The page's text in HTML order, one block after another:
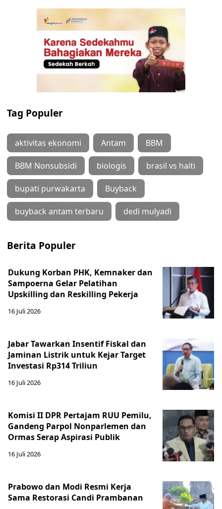
Tag Populer
aktivitas ekonomi Antam BBM
BBM Nonsubsidi biologis brasil vs haiti
bupati purwakarta Buyback
buyback antam terbaru dedi mulyadi
Berita Populer
Dukung Korban PHK, Kemnaker dan
Sampoerna Gelar Pelatihan
Upskilling dan Reskilling Pekerja
16 Juli 2026
Jabar Tawarkan Insentif Fiskal dan
Jaminan Listrik untuk Kejar Target
Investasi Rp314 Triliun
16 Juli 2026
Komisi II DPR Pertajam RUU Pemilu,
Gandeng Parpol Nonparlemen dan
Ormas Serap Aspirasi Publik
16 Juli 2026
Prabowo dan Modi Resmi Kerja
Sama Restorasi Candi Prambanan